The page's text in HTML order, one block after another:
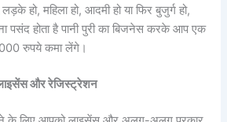
हो, महिला हो, आदमी हो या फिर बुजुर्ग हो,
पसंद होता है पानी पुरी का बिजनेस करके आप एक
रुपये कमा लेंगे।
और रेजिस्ट्रेशन